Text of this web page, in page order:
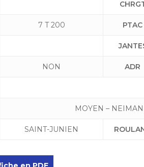
7 T 200 PTAC
NON ADR
MOYEN –
SAINT-JUNIEN